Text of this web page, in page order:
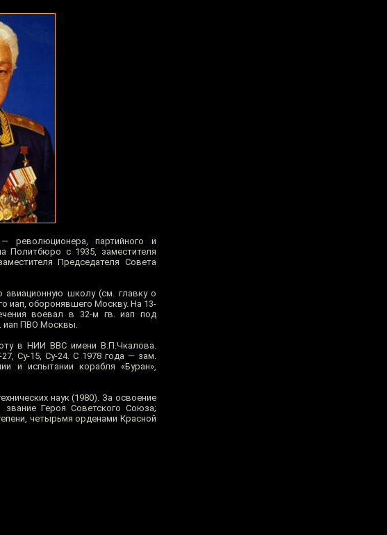
революционера, партийного и
Политбюро с 1935, заместителя
Председателя Совета
школу (см. главку о
иап, оборонявшего Москву. На 13-
воевал в 32-м гв. иап под
иап ПВО Москвы.
в НИИ ВВС имени В.П.Чкалова.
Су-15, Су-24. С 1978 года — зам.
и испытании корабля «Буран»,
наук (1980). За освоение
Героя Советского Союза;
четырьмя орденами Красной